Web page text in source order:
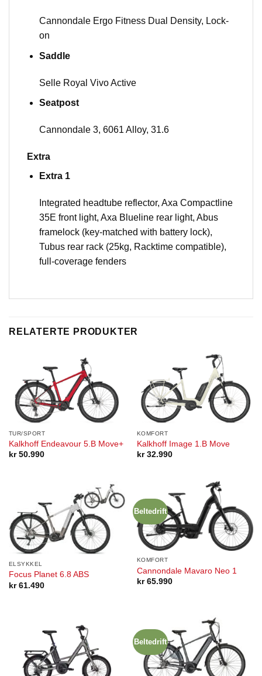
Cannondale Ergo Fitness Dual Density, Lock-
on
Saddle
Selle Royal Vivo Active
Seatpost
Cannondale 3, 6061 Alloy, 31.6
Extra
Extra 1
Integrated headtube reflector, Axa Compactline
35E front light, Axa Blueline rear light, Abus
framelock (key-matched with battery lock),
Tubus rear rack (25kg, Racktime compatible),
full-coverage fenders
RELATERTE PRODUKTER
TUR/SPORT
Kalkhoff Endeavour 5.B Move+
kr50.990
KOMFORT
Kalkhoff Image 1.B Move
kr32.990
ELSYKKEL
Focus Planet 6.8 ABS
kr61.490
Beltedrift
KOMFORT
Cannondale Mavaro Neo 1
kr65.990
Beltedrift